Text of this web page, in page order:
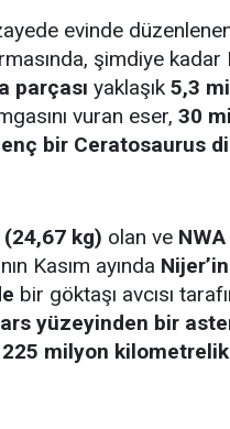
evinde
şimdiye kadar
parçası yaklaşık 5,3
vuran eser, 30
bir Ceratosaurus
kg) olan ve
Kasım ayında
bir göktaşı avcısı
yüzeyinden bir
225 milyon kilometrelik